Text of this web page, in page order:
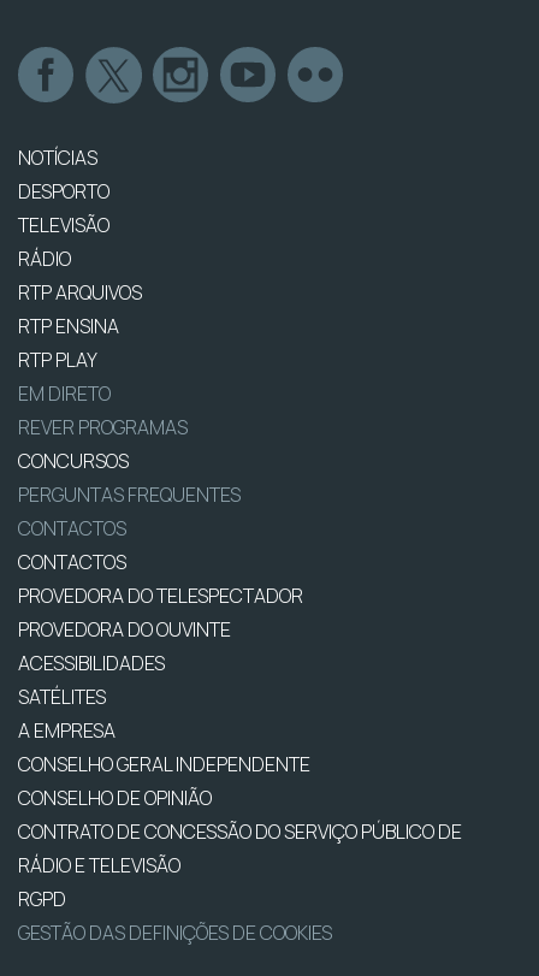
NOTÍCIAS
DESPORTO
TELEVISÃO
RÁDIO
RTP ARQUIVOS
RTP ENSINA
RTP PLAY
EM DIRETO
REVER PROGRAMAS
CONCURSOS
PERGUNTAS FREQUENTES
CONTACTOS
CONTACTOS
PROVEDORA DO TELESPECTADOR
PROVEDORA DO OUVINTE
ACESSIBILIDADES
SATÉLITES
A EMPRESA
CONSELHO GERAL INDEPENDENTE
CONSELHO DE OPINIÃO
CONTRATO DE CONCESSÃO DO SERVIÇO PÚBLICO DE
RÁDIO E TELEVISÃO
RGPD
GESTÃO DAS DEFINIÇÕES DE COOKIES